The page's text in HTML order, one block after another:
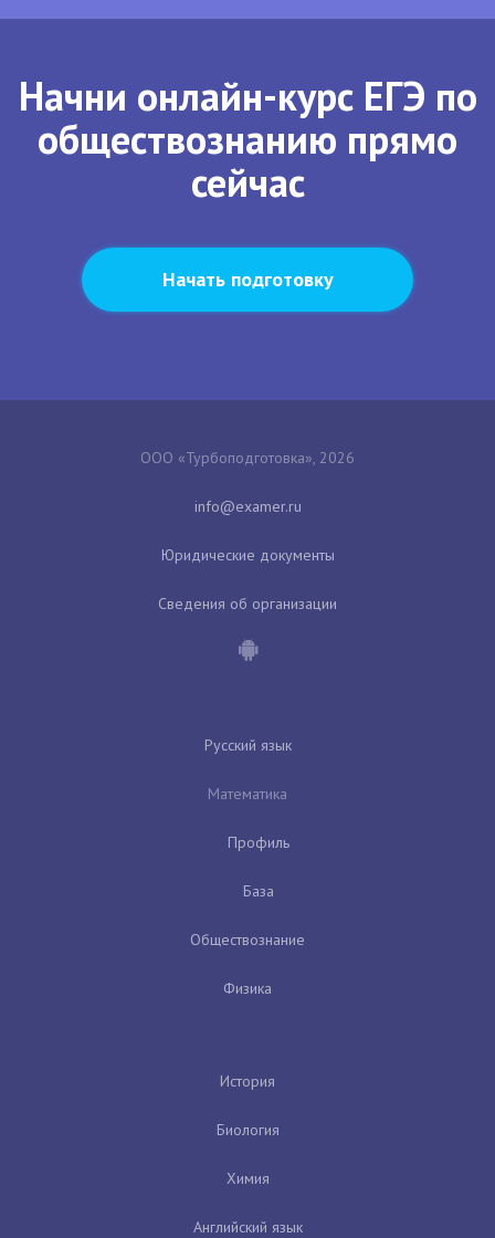
Начни онлайн-курс ЕГЭ по
обществознанию прямо
сейчас
Начать подготовку
ООО «Турбоподготовка», 2026
Юридические документы
Сведения об организации
Русский язык
Математика
Профиль
База
Обществознание
Физика
История
Биология
Химия
Английский язык